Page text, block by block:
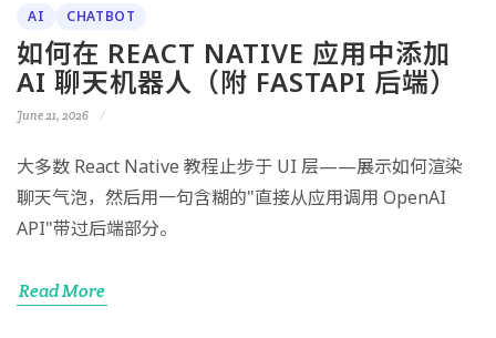
AI CHATBOT
如何在 REACT NATIVE 应用中添加
AI 聊天机器人（附 FASTAPI 后端）
June 21, 2026
大多数 React Native 教程止步于 UI 层——展示如何渲染
聊天气泡，然后用一句含糊的"直接从应用调用 OpenAI
API"带过后端部分。
Read More